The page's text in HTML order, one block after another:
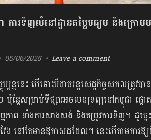
ការទិញលំនៅដ្ឋានតម្លៃមធ្យម និងក្រោ
05/06/2025 Leave a comment
បន្ននេះ បើទោះបីជាចរន្តសេដ្ឋកិច្ចសកលត្រូ
ែសម្រាប់ទីផ្សារអចលនទ្រព្យនៅកម្ពុជា ផ្ត
ភាព ទាំងការសាងសង់ និងតម្រូវការទិញ។ ដូ
ង នៅតែមានឱកាសដដែល។ នេះបើតាមការ